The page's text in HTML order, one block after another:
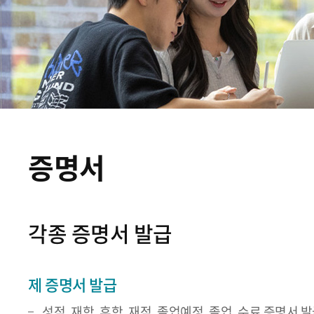
증명서
각종 증명서 발급
제 증명서 발급